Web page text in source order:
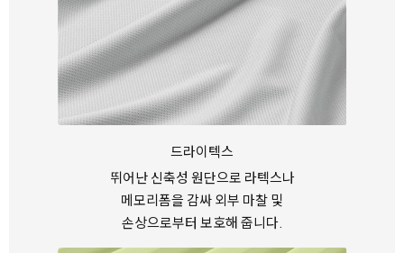
드라이텍스
뛰어난 신축성 원단으로 라텍스나
메모리폼을 감싸 외부 마찰 및
손상으로부터 보호해 줍니다.